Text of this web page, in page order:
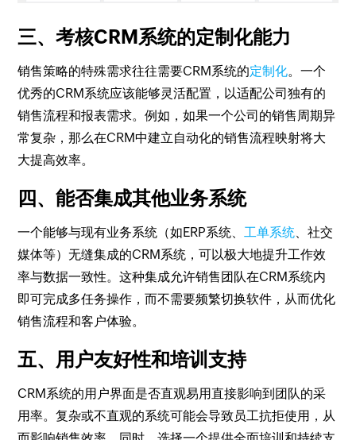
三、考核CRM系统的定制化能力
销售策略的特殊需求往往需要CRM系统的定制化。一个
优秀的CRM系统应该能够灵活配置，以适配公司独有的
销售流程和报表需求。例如，如果一个公司的销售周期异
常复杂，那么在CRM中建立自动化的销售流程映射将大
大提高效率。
四、能否集成其他业务系统
一个能够与现有业务系统（如ERP系统、工单系统、社交
媒体等）无缝集成的CRM系统，可以极大地提升工作效
率与数据一致性。这种集成允许销售团队在CRM系统内
即可完成多任务操作，而不需要频繁切换软件，从而优化
销售流程和客户体验。
五、用户友好性和培训支持
CRM系统的用户界面是否直观易用直接影响到团队的采
用率。复杂或不直观的系统可能会导致员工抗拒使用，从